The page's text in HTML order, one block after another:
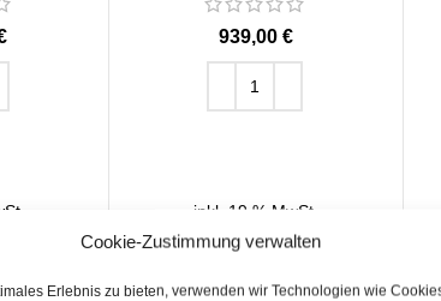
Cookie-Zustimmung verwalten
Erlebnis zu bieten, verwenden wir Technologien wie
€
inkl. 19 % MwSt.